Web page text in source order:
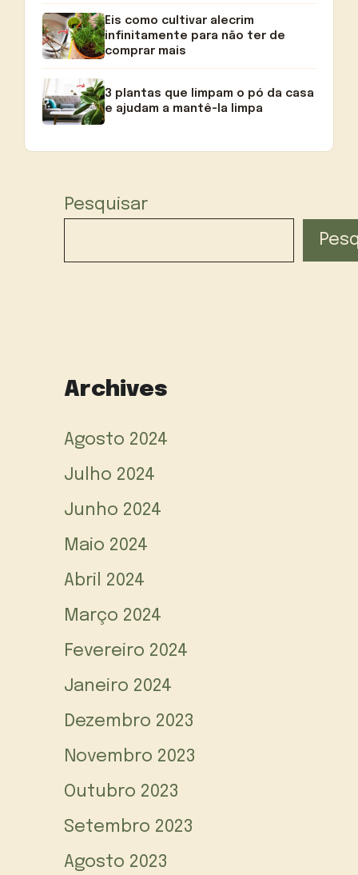
Eis como cultivar alecrim
infinitamente para não ter de
comprar mais
3 plantas que limpam o pó da casa
e ajudam a mantê-la limpa
Pesquisar
Archives
Agosto 2024
Julho 2024
Junho 2024
Maio 2024
Abril 2024
Março 2024
Fevereiro 2024
Janeiro 2024
Dezembro 2023
Novembro 2023
Outubro 2023
Setembro 2023
Agosto 2023